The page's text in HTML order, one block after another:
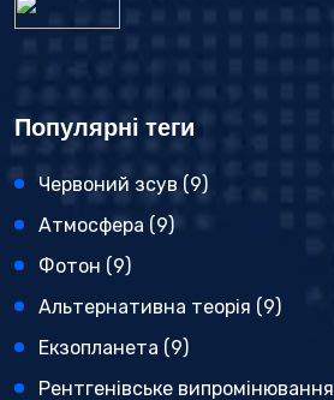
Популярні теги
Червоний зсув (9)
Атмосфера (9)
Фотон (9)
Альтернативна теорія (9)
Екзопланета (9)
Рентгенівське випромінювання